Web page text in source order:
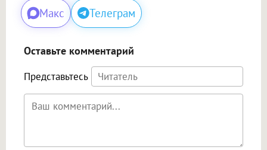
Макс Телеграм
Оставьте комментарий
Представьтесь